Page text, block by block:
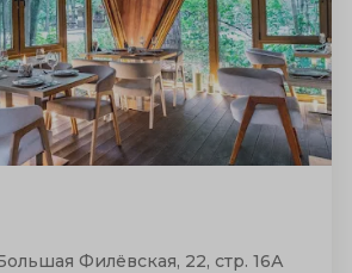
Филёвская, 22, стр. 16А